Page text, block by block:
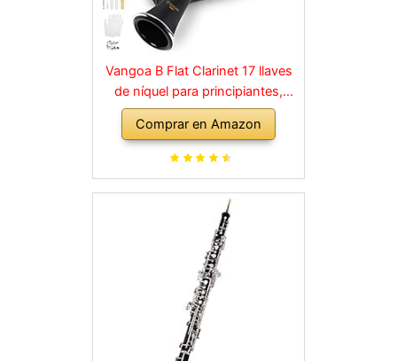
Vangoa B Flat Clarinet 17 llaves
de níquel para principiantes,
juego de clarinete para
estudiantes con boquilla 4C, kit
de limpieza, estuche rígido,
negro
Comprar en Amazon